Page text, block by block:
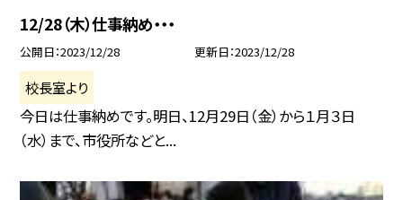
12/28（木）仕事納め・・・
公開日 2023/12/28 更新日 2023/12/28
校長室より
今日は仕事納めです。明日、12月29日（金）から１月３日
（水）まで、市役所などと...